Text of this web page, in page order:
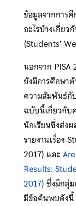
ข้อมูลจากการ
อะไรบ้างเกี่ย
(Students’
นอกจาก PISA
ยังมีการศึกษา
ความสัมพันธ์กั
ฉบับนี้เกี่ยวกับ
นักเรียนซึ่งส่ง
รายงานเรื่อง
2017) และ
Results:
2017) ซึ่งมีกลุ่
มีข้อค้นพบดังนี้